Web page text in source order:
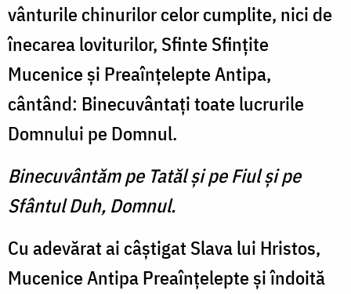
vânturile chinurilor celor cumplite, nici de
înecarea loviturilor, Sfinte Sfinţite
Mucenice şi Preaînţelepte Antipa,
cântând: Binecuvântaţi toate lucrurile
Domnului pe Domnul.
Binecuvântăm pe Tatăl şi pe Fiul şi pe
Sfântul Duh, Domnul.
Cu adevărat ai câştigat Slava lui Hristos,
Mucenice Antipa Prea­înţelepte şi îndoită